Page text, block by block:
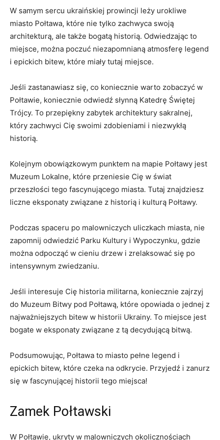
W samym sercu⁤ ukraińskiej prowincji leży urokliwe
miasto ⁤Połtawa, które nie tylko‍ zachwyca swoją
architekturą, ale także bogatą historią. Odwiedzając to
‌miejsce, można poczuć‍ niezapomnianą atmosferę legend
i epickich‌ bitew, ‍które‌ miały​ tutaj miejsce.
Jeśli zastanawiasz ⁣się, co ⁢koniecznie ⁣warto zobaczyć w
Połtawie, ⁣koniecznie⁣ odwiedź ⁣słynną Katedrę Świętej
Trójcy. To przepiękny zabytek architektury sakralnej,
‌który ⁢zachwyci Cię swoimi⁤ zdobieniami i niezwykłą
historią.
Kolejnym obowiązkowym punktem na‍ mapie ⁤Połtawy jest
Muzeum Lokalne, ⁤które przeniesie Cię w świat
przeszłości tego fascynującego miasta. Tutaj znajdziesz
⁣liczne ⁣eksponaty związane z historią i⁤ kulturą Połtawy.
Podczas spaceru po malowniczych uliczkach miasta, nie
zapomnij odwiedzić Parku ⁤Kultury i ‌Wypoczynku, ⁣gdzie
można odpocząć w cieniu drzew i zrelaksować się po
intensywnym zwiedzaniu.
Jeśli interesuje Cię historia militarna, koniecznie zajrzyj
do Muzeum Bitwy ⁣pod Połtawą, które ‍opowiada o ⁢jednej ⁣z
najważniejszych ​bitew​ w‌ historii ⁤Ukrainy. To miejsce jest⁤
bogate w eksponaty związane z tą decydującą bitwą.
Podsumowując, Połtawa to miasto pełne legend ​i
epickich bitew,⁤ które czeka na‍ odkrycie. Przyjedź i‍ zanurz
się w fascynującej historii tego miejsca!
Zamek Połtawski
W Połtawie, ukryty w malowniczych okolicznościach